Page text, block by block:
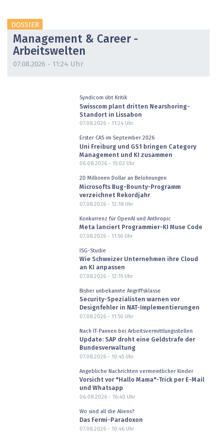
DOSSIER
Management & Career -
Arbeitswelten
07.08.2026 - 11:24 Uhr
Syndicom übt Kritik
Swisscom plant dritten Nearshoring-
Standort in Lissabon
07.08.2026 - 11:24Uhr
Erster CAS im September 2026
Uni Freiburg und GS1 bringen Category
Management und KI zusammen
06.08.2026 - 15:02 Uhr
20 Millionen Dollar an Belohnungen
Microsofts Bug-Bounty-Programm
verzeichnet Rekordjahr
07.08.2026 - 12:18Uhr
Konkurrenz für OpenAI und Anthropic
Meta lanciert Programmier-KI Muse Code
07.08.2026 - 11:56Uhr
ISG-Studie
Wie Schweizer Unternehmen ihre Cloud
an KI anpassen
07.08.2026 - 12:15Uhr
Bisher unbekannte Angriffsklasse
Security-Spezialisten warnen vor
Designfehler in NAT-Implementierungen
07.08.2026 - 11:50 Uhr
Nach IT-Pannen bei Arbeitsvermittlungsstellen
Update: SAP droht eine Geldstrafe der
Bundesverwaltung
07.08.2026 - 10:45Uhr
Angebliche Nachrichten vermeintlicher Kinder
Vorsicht vor "Hallo Mama"-Trick per E-Mail
und Whatsapp
06.08.2026 - 16:40 Uhr
Wo sind all die Aliens?
Das Fermi-Paradoxon
07.08.2026 - 10:46Uhr